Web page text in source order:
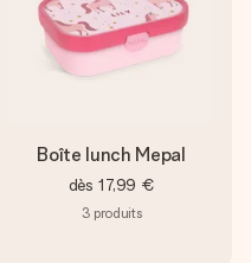
Boîte lunch Mepal
dès 17,99 €
3 produits